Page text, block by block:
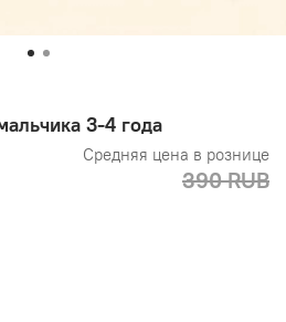
3-4 года
Средняя цена в рознице
390 RUB